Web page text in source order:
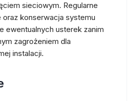
sieciowym. Regularne
konserwacja systemu
ewentualnych usterek zanim
zagrożeniem dla
instalacji.